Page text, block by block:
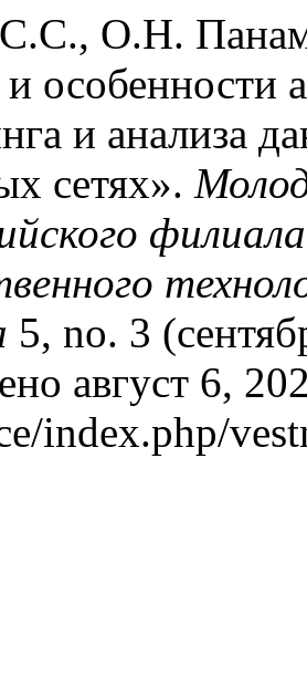
О.Н.
особенности
и анализа
сетях».
5, no. 3
август 6,
index.php/